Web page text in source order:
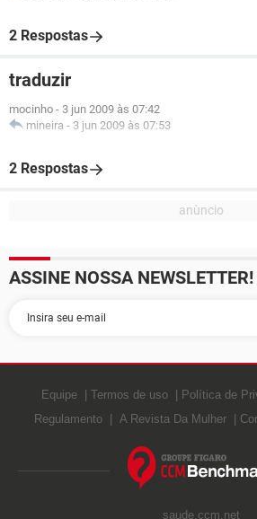
2 Respostas
traduzir
mocinho - 3 jun 2009 às 07:42
mineira - 3 jun 2009 às 07:53
2 Respostas
ASSINE NOSSA NEWSLETTER!
Equipe Termos de uso Política de
Regulamento
A Revista Da Mulher
saude.ccm.net